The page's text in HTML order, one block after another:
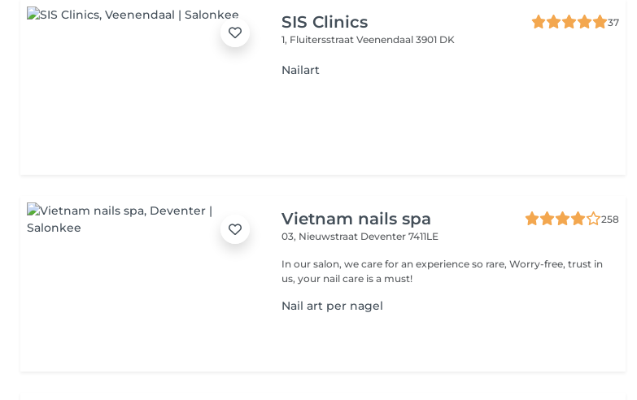
SIS Clinics
37
1, FluitersstraatVeenendaal 3901 DK
Nailart
Vietnam nails spa
258
03, Nieuwstraat Deventer 7411LE
In our salon, we care for an experience so rare, Worry-free, trust in
us, your nail care is a must!
Nail art per nagel